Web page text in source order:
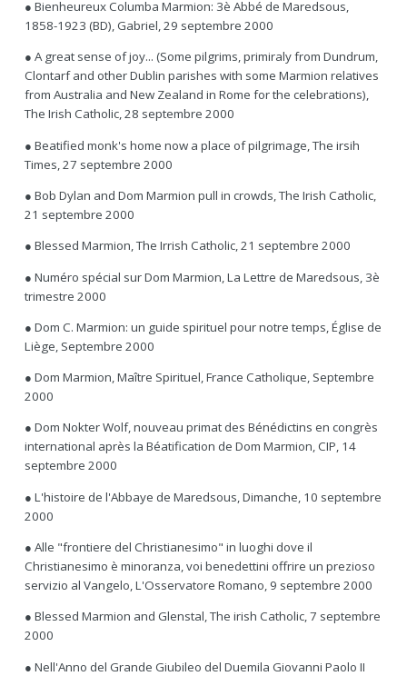
● Bienheureux Columba Marmion: 3è Abbé de Maredsous,
1858-1923 (BD), Gabriel, 29 septembre 2000
● A great sense of joy... (Some pilgrims, primiraly from Dundrum,
Clontarf and other Dublin parishes with some Marmion relatives
from Australia and New Zealand in Rome for the celebrations),
The Irish Catholic, 28 septembre 2000
● Beatified monk's home now a place of pilgrimage, The irsih
Times, 27 septembre 2000
● Bob Dylan and Dom Marmion pull in crowds, The Irish Catholic,
21 septembre 2000
● Blessed Marmion, The Irrish Catholic, 21 septembre 2000
● Numéro spécial sur Dom Marmion, La Lettre de Maredsous, 3è
trimestre 2000
● Dom C. Marmion: un guide spirituel pour notre temps, Église de
Liège, Septembre 2000
● Dom Marmion, Maître Spirituel, France Catholique, Septembre
2000
● Dom Nokter Wolf, nouveau primat des Bénédictins en congrès
international après la Béatification de Dom Marmion, CIP, 14
septembre 2000
● L'histoire de l'Abbaye de Maredsous, Dimanche, 10 septembre
2000
● Alle "frontiere del Christianesimo" in luoghi dove il
Christianesimo è minoranza, voi benedettini offrire un prezioso
servizio al Vangelo, L'Osservatore Romano, 9 septembre 2000
● Blessed Marmion and Glenstal, The irish Catholic, 7 septembre
2000
● Nell'Anno del Grande Giubileo del Duemila Giovanni Paolo II